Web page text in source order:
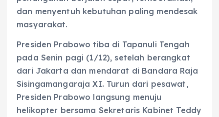
dan menyentuh kebutuhan paling mendesak
masyarakat.
Presiden Prabowo tiba di Tapanuli Tengah
pada Senin pagi (1/12), setelah berangkat
dari Jakarta dan mendarat di Bandara Raja
Sisingamangaraja XI. Turun dari pesawat,
Presiden Prabowo langsung menuju
helikopter bersama Sekretaris Kabinet Teddy